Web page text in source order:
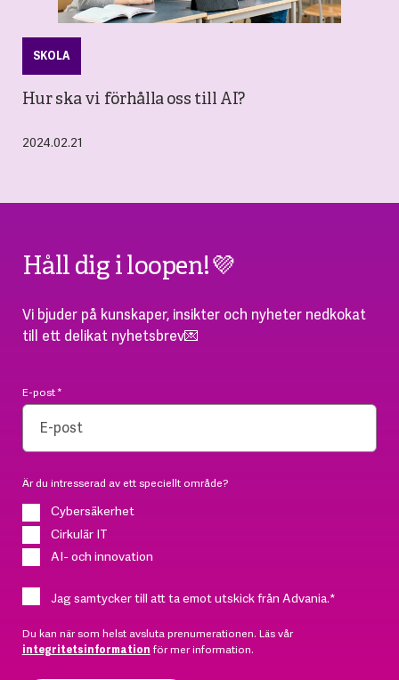
SKOLA
Hur ska vi förhålla oss till AI?
2024.02.21
Håll dig i loopen!💜
Vi bjuder på kunskaper, insikter och nyheter nedkokat
till ett delikat nyhetsbrev💌
E-post*
Är du intresserad av ett speciellt område?
Cybersäkerhet
Cirkulär IT
AI- och innovation
Jag samtycker till att ta emot utskick från Advania.*
Du kan när som helst avsluta prenumerationen. Läs vår
integritetsinformation för mer information.